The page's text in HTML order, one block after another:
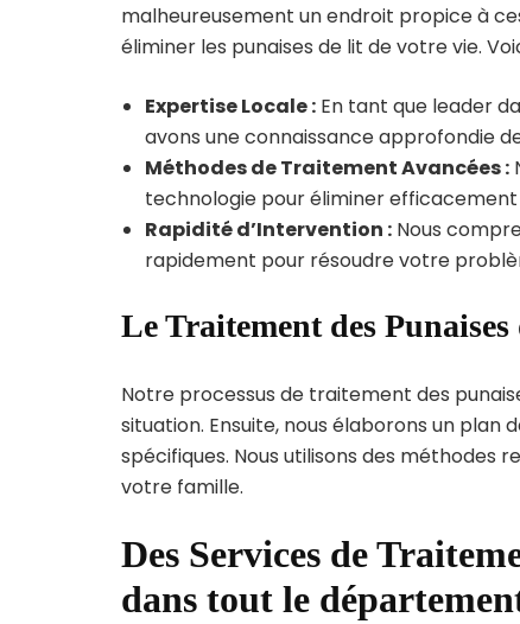
malheureusement un endroit propice à
éliminer les punaises de lit de votre vie.
Expertise Locale : En tant que leader
avons une connaissance approfondie
Méthodes de Traitement Avancées :
technologie pour éliminer
Rapidité d’Intervention : Nous
rapidement pour résoudre votre
Le Traitement des
Notre processus de traitement des
situation. Ensuite, nous élaborons un
spécifiques. Nous utilisons des méthodes
votre famille.
Des Services de
dans tout le